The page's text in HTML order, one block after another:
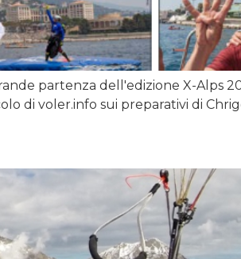
partenza dell'edizione X-Alps
di voler.info sui preparativi di